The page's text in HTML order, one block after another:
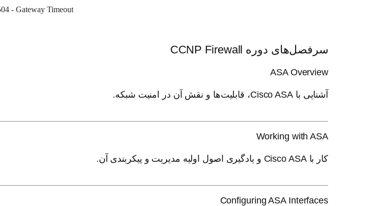
سرفصل‌های دوره CCNP Firewall
ASA Overview
آشنایی با Cisco ASA، قابلیت‌ها و نقش آن در امنیت شبکه.
Working with ASA
کار با Cisco ASA و یادگیری اصول اولیه مدیریت و پیکربندی آن.
Configuring ASA Interfaces